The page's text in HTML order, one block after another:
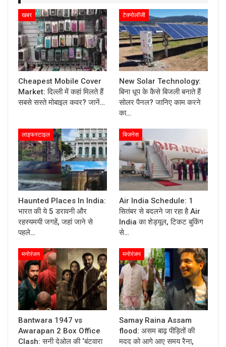
खबर
Cheapest Mobile Cover
Market: दिल्ली में कहां मिलते हैं
सबसे सस्ते मोबाइल कवर? जानें…
टेक्नोलॉजी
New Solar Technology:
बिना धूप के कैसे बिजली बनाते हैं
सोलर पैनल? जानिए काम करने
का…
लाइफस्टाइल
Haunted Places In India:
भारत की ये 5 डरावनी और
रहस्यमयी जगहें, जहां जाने से
पहले…
बिजनेस
Air India Schedule: 1
सितंबर से बदलने जा रहा है Air
India का शेड्यूल, टिकट बुकिंग
से…
मनोरंजन
Bantwara 1947 vs
Awarapan 2 Box Office
Clash: सनी देओल की ‘बंटवारा
मनोरंजन
Samay Raina Assam
flood: असम बाढ़ पीड़ितों की
मदद को आगे आए समय रैना,